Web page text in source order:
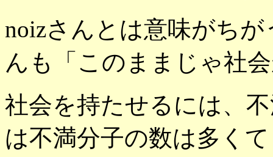
noizさんとは意味がち
んも「このままじゃ社
社会を持たせるには、
は不満分子の数は多く